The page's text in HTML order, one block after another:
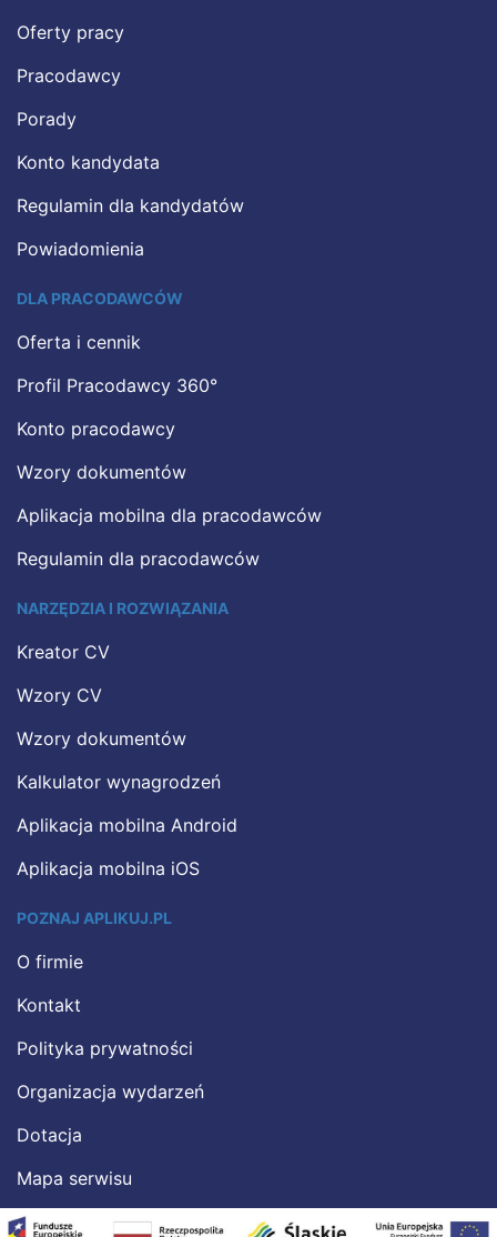
Oferty pracy
Pracodawcy
Porady
Konto kandydata
Regulamin dla kandydatów
Powiadomienia
DLA PRACODAWCÓW
Oferta i cennik
Profil Pracodawcy 360°
Konto pracodawcy
Wzory dokumentów
Aplikacja mobilna dla pracodawców
Regulamin dla pracodawców
NARZĘDZIA I ROZWIĄZANIA
Kreator CV
Wzory CV
Wzory dokumentów
Kalkulator wynagrodzeń
Aplikacja mobilna Android
Aplikacja mobilna iOS
POZNAJ APLIKUJ.PL
O firmie
Kontakt
Polityka prywatności
Organizacja wydarzeń
Dotacja
Mapa serwisu